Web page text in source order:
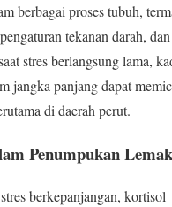
berbagai proses tubuh,
tekanan darah,
stres berlangsung lama,
jangka panjang dapat
di daerah perut.
Penumpukan
berkepanjangan, kortisol